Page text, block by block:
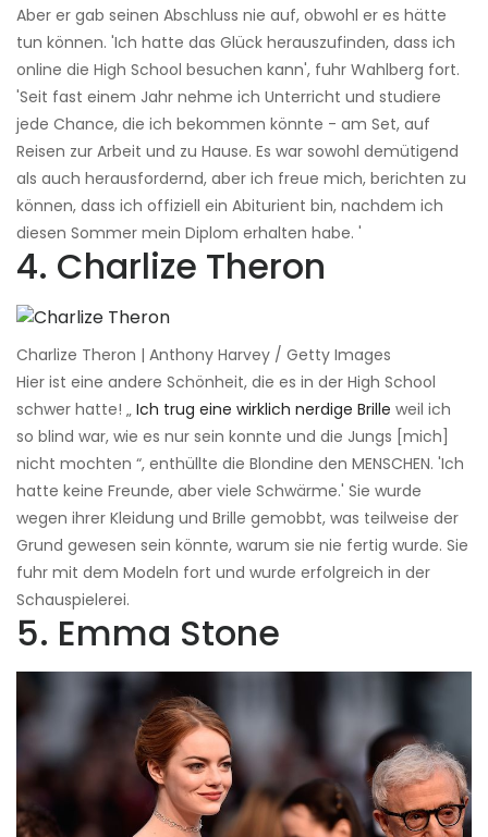
Aber er gab seinen Abschluss nie auf, obwohl er es hätte
tun können. 'Ich hatte das Glück herauszufinden, dass ich
online die High School besuchen kann', fuhr Wahlberg fort.
'Seit fast einem Jahr nehme ich Unterricht und studiere
jede Chance, die ich bekommen könnte - am Set, auf
Reisen zur Arbeit und zu Hause. Es war sowohl demütigend
als auch herausfordernd, aber ich freue mich, berichten zu
können, dass ich offiziell ein Abiturient bin, nachdem ich
diesen Sommer mein Diplom erhalten habe. '
4. Charlize Theron
Charlize Theron | Anthony Harvey / Getty Images
Hier ist eine andere Schönheit, die es in der High School
schwer hatte! „ Ich trug eine wirklich nerdige Brille weil ich
so blind war, wie es nur sein konnte und die Jungs [mich]
nicht mochten “, enthüllte die Blondine den MENSCHEN. 'Ich
hatte keine Freunde, aber viele Schwärme.' Sie wurde
wegen ihrer Kleidung und Brille gemobbt, was teilweise der
Grund gewesen sein könnte, warum sie nie fertig wurde. Sie
fuhr mit dem Modeln fort und wurde erfolgreich in der
Schauspielerei.
5. Emma Stone